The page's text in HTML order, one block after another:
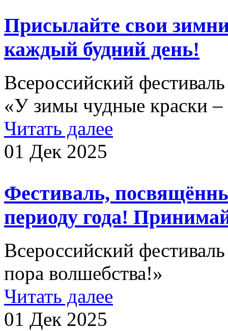
Присылайте свои
каждый будний день!
Всероссийский
«У зимы чудные краски –
Читать далее
01 Дек 2025
Фестиваль,
периоду года!
Всероссийский
пора волшебства!»
Читать далее
01 Дек 2025